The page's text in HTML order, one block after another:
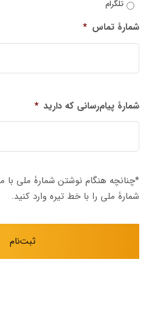
تلگرام
شمارۀ تماس *
شمارۀ پیام‌رسانی که دارید *
*چنانچه هنگام نوشتن شمارۀ ملی با
شمارۀ ملی را با خط تیره وارد کنید.